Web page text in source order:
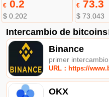
€0.2
$ 0.202
€ 73.3
$ 73.043
Intercambio de bitcoins
Binance
primer
URL：https://
OKX